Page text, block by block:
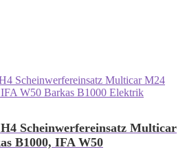
Scheinwerfereinsatz Multicar
B1000, IFA W50